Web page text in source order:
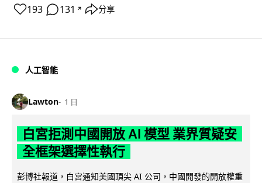
193 131 ↗ 分享
人工智能
Lawton 1 日
白宮拒測中國開放 AI 模型 業界質疑安
全框架選擇性執行
彭博社報道，白宮通知美國頂尖 AI 公司，中國開發的開放權重